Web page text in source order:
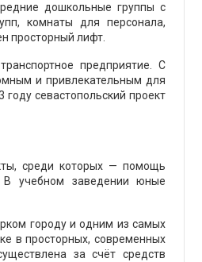
дошкольные группы с
комнаты для персонала,
просторный лифт.
предприятие. С
и привлекательным для
севастопольский проект
среди которых — помощь
В учебном заведении юные
городу и одним из самых
в просторных, современных
за счёт средств